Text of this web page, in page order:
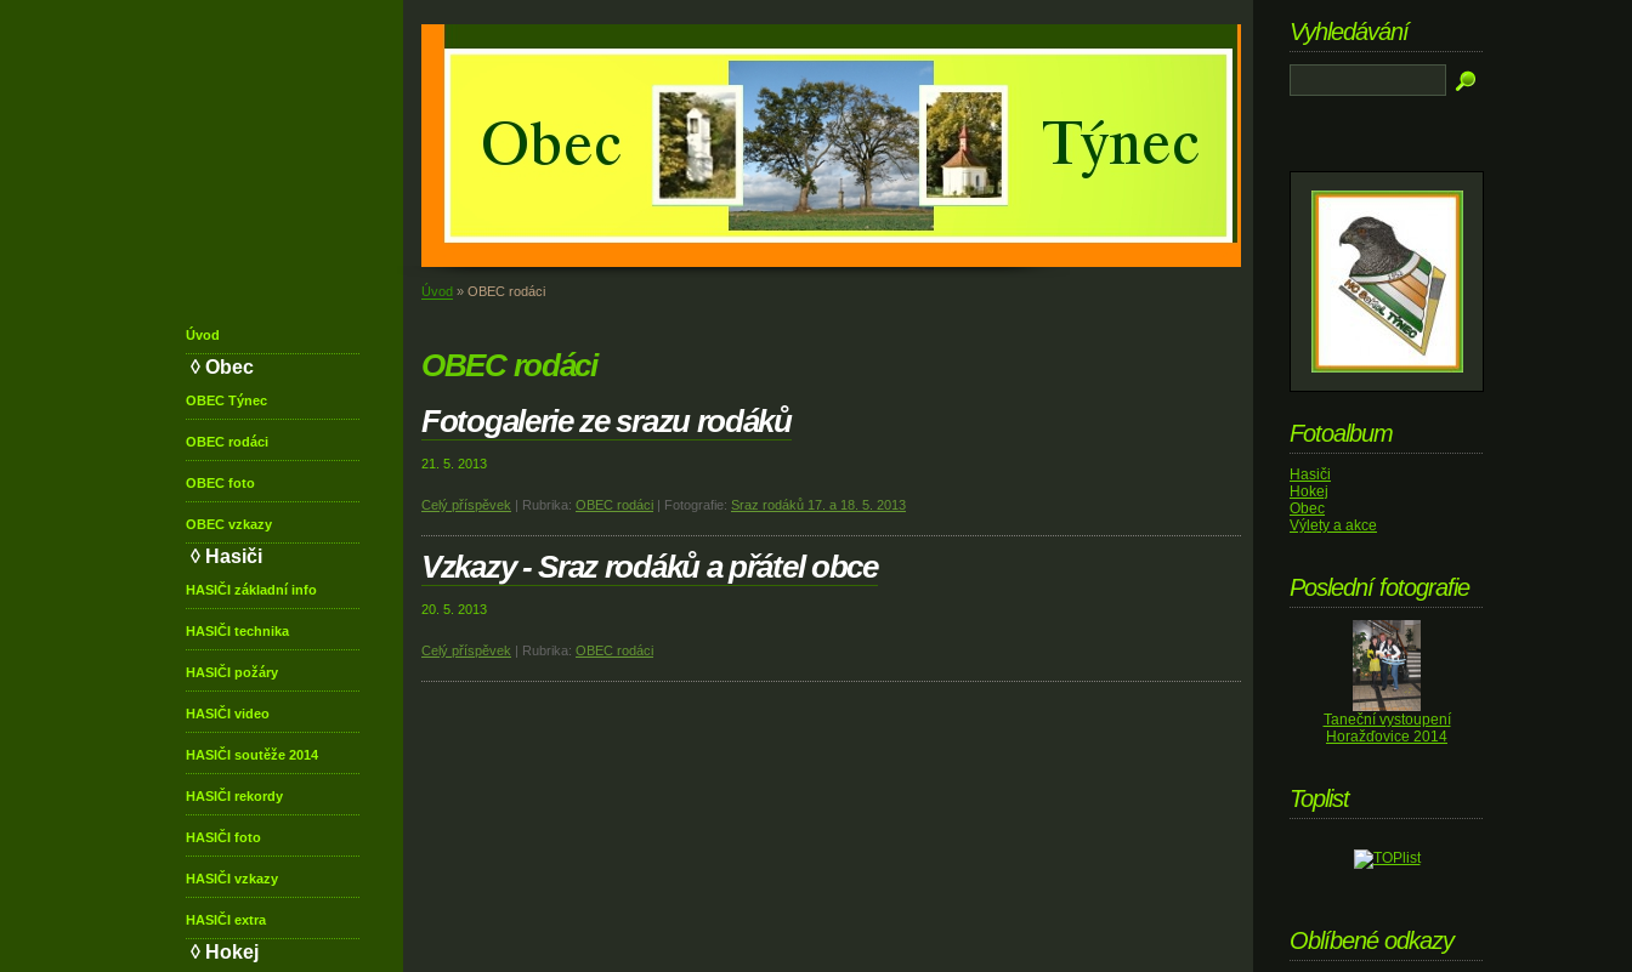
Úvod
◊ Obec
OBEC Týnec
OBEC rodáci
OBEC foto
OBEC vzkazy
◊ Hasiči
HASIČI základní info
HASIČI technika
HASIČI požáry
HASIČI video
HASIČI soutěže 2014
HASIČI rekordy
HASIČI foto
HASIČI vzkazy
HASIČI extra
◊ Hokej
Úvod » OBEC rodáci
OBEC rodáci
Fotogalerie ze srazu rodáků
21. 5. 2013
Celý příspěvek | Rubrika: OBEC rodáci | Fotografie: Sraz rodáků 17. a 18. 5. 2013
Vzkazy - Sraz rodáků a přátel obce
20. 5. 2013
Celý příspěvek | Rubrika: OBEC rodáci
Vyhledávání
Fotoalbum
Hasiči
Hokej
Obec
Výlety a akce
Poslední fotografie
Taneční vystoupení
Horažďovice 2014
Toplist
Oblíbené odkazy